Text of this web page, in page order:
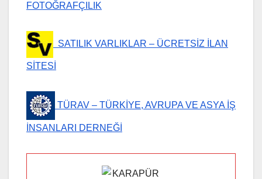
FOTOĞRAFÇILIK
SATILIK VARLIKLAR – ÜCRETSİZ İLAN
SİTESİ
TÜRAV – TÜRKİYE, AVRUPA VE ASYA İŞ
İNSANLARI DERNEĞİ